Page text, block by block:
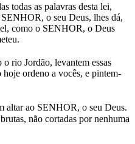
todas as palavras desta lei,
o seu Deus, lhes dá,
como o SENHOR, o Deus
rio Jordão, levantem essas
ordeno a vocês, e pintem-
altar ao SENHOR, o seu Deus.
não cortadas por nenhuma